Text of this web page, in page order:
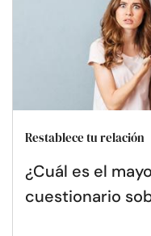
Restablece tu relación
¿Cuál es el
cuestionario